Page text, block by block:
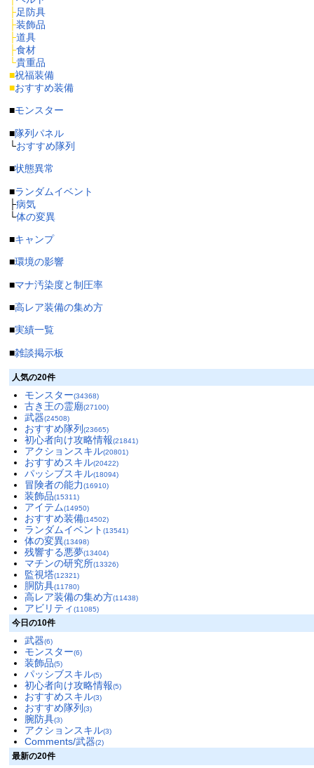
├足防具
├装飾品
├道具
├食材
└貴重品
■祝福装備
■おすすめ装備
■モンスター
■隊列パネル
└おすすめ隊列
■状態異常
■ランダムイベント
├病気
└体の変異
■キャンプ
■環境の影響
■マナ汚染度と制圧率
■高レア装備の集め方
■実績一覧
■雑談掲示板
人気の20件
モンスター(34368)
古き王の霊廟(27100)
武器(24508)
おすすめ隊列 (23665)
初心者向け攻略情報(21841)
アクションスキル(20801)
おすすめスキル(20422)
パッシブスキル(18094)
冒険者の能力(16910)
装飾品(15311)
アイテム(14950)
おすすめ装備(14502)
ランダムイベント (13541)
体の変異(13498)
残響する悪夢(13404)
マチンの研究所(13326)
監視塔(12321)
胴防具(11780)
高レア装備の集め方(11438)
アビリティ (11085)
今日の10件
武器(6)
モンスター(6)
装飾品(5)
パッシブスキル(5)
初心者向け攻略情報(5)
おすすめスキル(3)
おすすめ隊列 (3)
腕防具(3)
アクションスキル(3)
Comments/武器(2)
最新の20件